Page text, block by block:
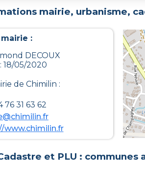
mairie, urbanisme,
:
DECOUX
18/05/2020
de Chimilin :
31 63 62
www.chimilin.fr
et PLU : communes